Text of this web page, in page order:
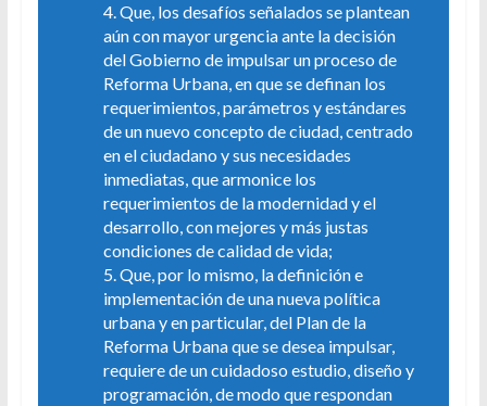
4. Que, los desafíos señalados se plantean
aún con mayor urgencia ante la decisión
del Gobierno de impulsar un proceso de
Reforma Urbana, en que se definan los
requerimientos, parámetros y estándares
de un nuevo concepto de ciudad, centrado
en el ciudadano y sus necesidades
inmediatas, que armonice los
requerimientos de la modernidad y el
desarrollo, con mejores y más justas
condiciones de calidad de vida;
5. Que, por lo mismo, la definición e
implementación de una nueva política
urbana y en particular, del Plan de la
Reforma Urbana que se desea impulsar,
requiere de un cuidadoso estudio, diseño y
programación, de modo que respondan